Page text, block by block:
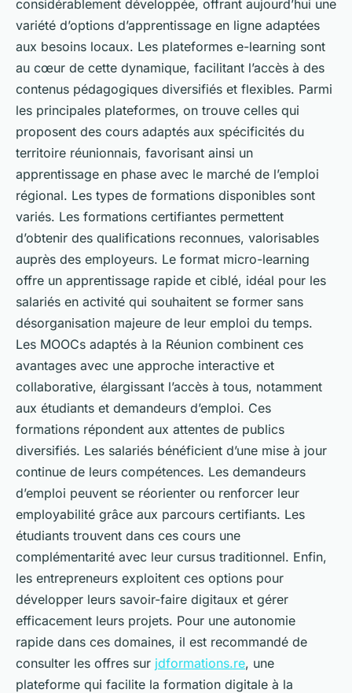
considérablement développée, offrant aujourd’hui une
variété d’options d’apprentissage en ligne adaptées
aux besoins locaux. Les plateformes e-learning sont
au cœur de cette dynamique, facilitant l’accès à des
contenus pédagogiques diversifiés et flexibles. Parmi
les principales plateformes, on trouve celles qui
proposent des cours adaptés aux spécificités du
territoire réunionnais, favorisant ainsi un
apprentissage en phase avec le marché de l’emploi
régional. Les types de formations disponibles sont
variés. Les formations certifiantes permettent
d’obtenir des qualifications reconnues, valorisables
auprès des employeurs. Le format micro-learning
offre un apprentissage rapide et ciblé, idéal pour les
salariés en activité qui souhaitent se former sans
désorganisation majeure de leur emploi du temps.
Les MOOCs adaptés à la Réunion combinent ces
avantages avec une approche interactive et
collaborative, élargissant l’accès à tous, notamment
aux étudiants et demandeurs d’emploi. Ces
formations répondent aux attentes de publics
diversifiés. Les salariés bénéficient d’une mise à jour
continue de leurs compétences. Les demandeurs
d’emploi peuvent se réorienter ou renforcer leur
employabilité grâce aux parcours certifiants. Les
étudiants trouvent dans ces cours une
complémentarité avec leur cursus traditionnel. Enfin,
les entrepreneurs exploitent ces options pour
développer leurs savoir-faire digitaux et gérer
efficacement leurs projets. Pour une autonomie
rapide dans ces domaines, il est recommandé de
consulter les offres sur jdformations.re, une
plateforme qui facilite la formation digitale à la